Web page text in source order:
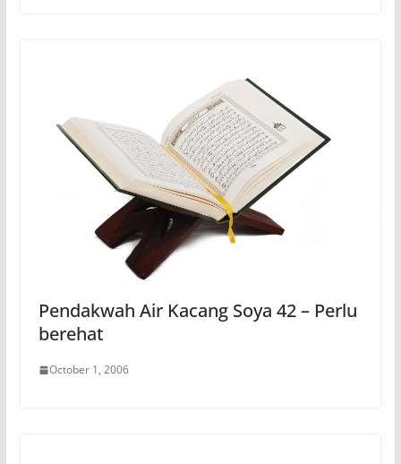
Pendakwah Air Kacang Soya 42 – Perlu
berehat
October 1, 2006